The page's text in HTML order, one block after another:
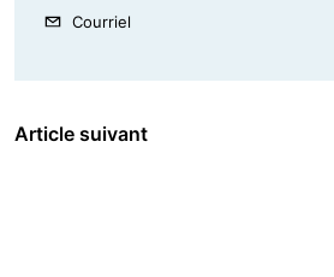
Courriel
Article suivant